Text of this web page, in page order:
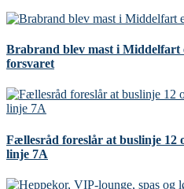
Brabrand blev mast i
forsvaret
Fællesråd foreslår at buslinje 12
linje 7A